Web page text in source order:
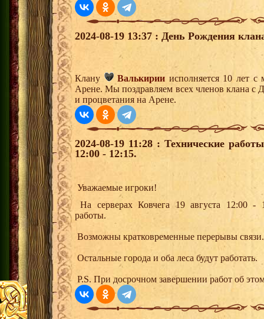
2024-08-19 13:37 : День Рождения
Клану Валькирии исполняется 10 лет с
Арене. Мы поздравляем всех членов клана с
и процветания на Арене.
2024-08-19 11:28 : Технические
12:00 - 12:15.
Уважаемые игроки!
На серверах Ковчега 19 августа 12:00 -
работы.
Возможны кратковременные перерывы связи.
Остальные города и оба леса будут работать.
P.S. При досрочном завершении работ об